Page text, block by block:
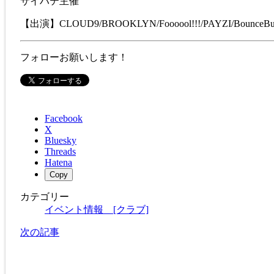
【出演】CLOUD9/BROOKLYN/Foooool!!!/PAYZI/
フォローお願いします！
Facebook
X
Bluesky
Threads
Hatena
Copy
カテゴリー
イベント情報 [クラブ]
次の記事